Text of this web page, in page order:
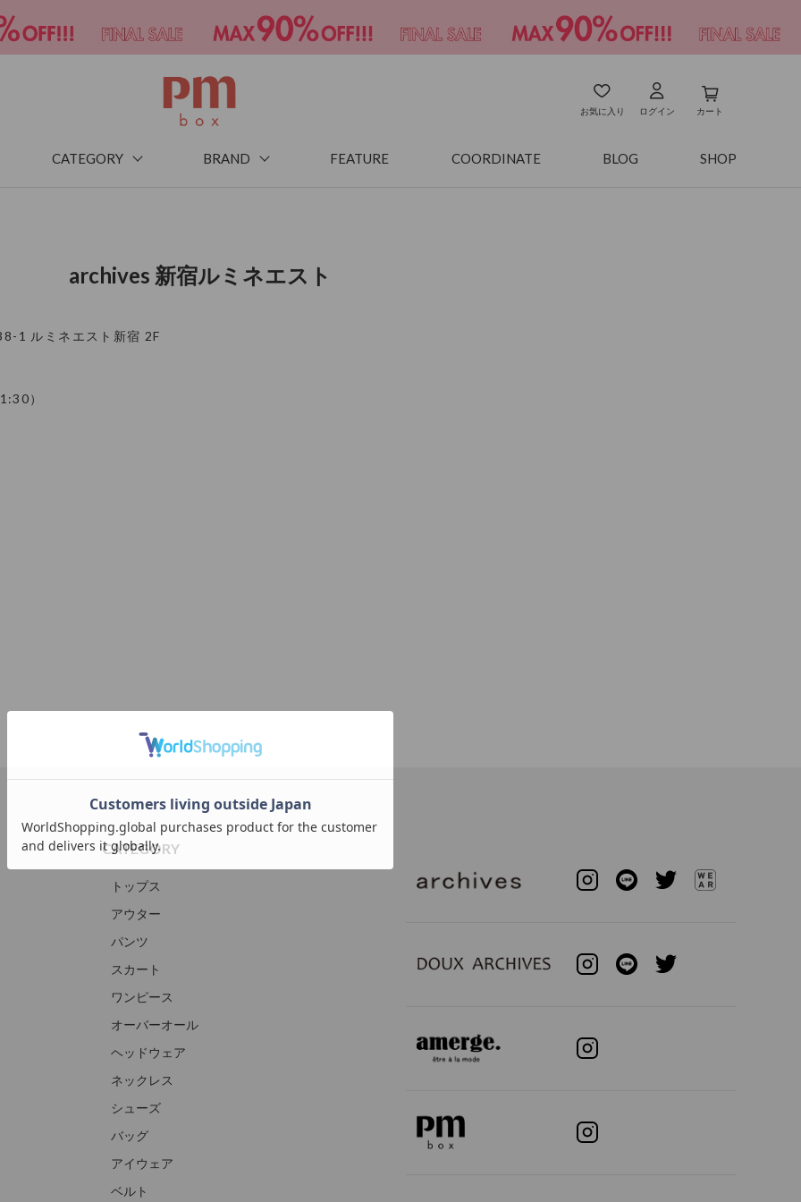
お気に入り ログイン カート
CATEGORY BRAND FEATURE COORDINATE BLOG SHOP
archives 新宿ルミネエスト
1 ルミネエスト新宿 2F
）
CATEGORY
トップス
アウター
パンツ
スカート
ワンピース
オーバーオール
ヘッドウェア
ネックレス
シューズ
バッグ
アイウェア
ベルト